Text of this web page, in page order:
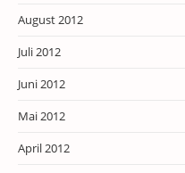
August 2012
Juli 2012
Juni 2012
Mai 2012
April 2012